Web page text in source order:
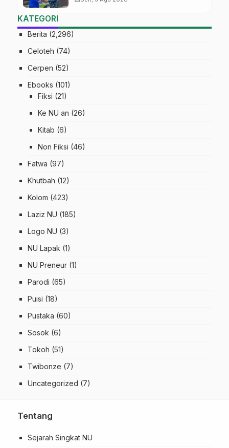
KATEGORI
Berita (2,296)
Celoteh (74)
Cerpen (52)
Ebooks (101)
Fiksi (21)
Ke NU an (26)
Kitab (6)
Non Fiksi (46)
Fatwa (97)
Khutbah (12)
Kolom (423)
Laziz NU (185)
Logo NU (3)
NU Lapak (1)
NU Preneur (1)
Parodi (65)
Puisi (18)
Pustaka (60)
Sosok (6)
Tokoh (51)
Twibonze (7)
Uncategorized (7)
Tentang
Sejarah Singkat NU